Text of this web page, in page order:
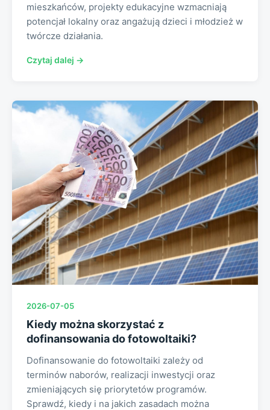
mieszkańców, projekty edukacyjne wzmacniają
potencjał lokalny oraz angażują dzieci i młodzież w
twórcze działania.
Czytaj dalej →
2026-07-05
Kiedy można skorzystać z
dofinansowania do fotowoltaiki?
Dofinansowanie do fotowoltaiki zależy od
terminów naborów, realizacji inwestycji oraz
zmieniających się priorytetów programów.
Sprawdź, kiedy i na jakich zasadach można